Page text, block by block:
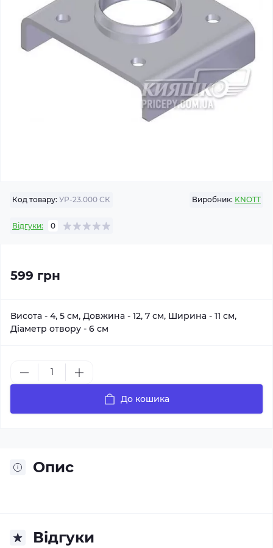
Код товару: УР-23.000 СК Виробник: KNOTT
Відгуки: 0
599 грн
Висота - 4, 5 см, Довжина - 12, 7 см, Ширина - 11 см,
Діаметр отвору - 6 см
До кошика
Опис
Відгуки